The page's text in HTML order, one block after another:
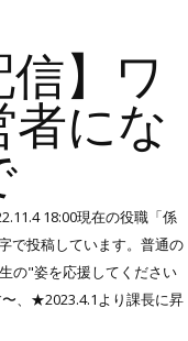
信】ワ
者にな
18:00現在の役職「係
で投稿しています。普通の
の"姿を応援してください
〜、★2023.4.1より課長に昇